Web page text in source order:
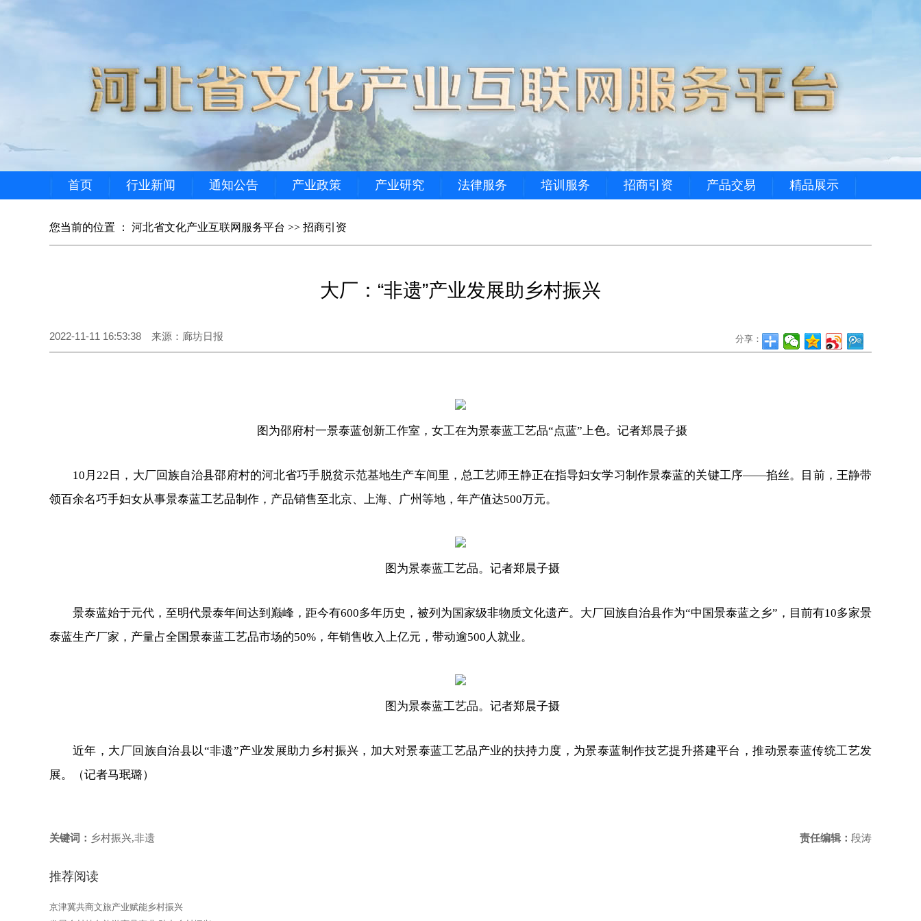
首页 行业新闻 通知公告 产业政策 产业研究 法律服务 培训服务 招商引资 产品交易 精品展示
您当前的位置 ： 河北省文化产业互联网服务平台 >> 招商引资
大厂：“非遗”产业发展助乡村振兴
2022-11-11 16:53:38 来源：廊坊日报 分享：
图为邵府村一景泰蓝创新工作室，女工在为景泰蓝工艺品“点蓝”上色。记者郑晨子摄
10月22日，大厂回族自治县邵府村的河北省巧手脱贫示范基地生产车间里，总工艺师王静正在指导妇女学习制作景泰蓝的关键工序——掐丝。目前，王静带
领百余名巧手妇女从事景泰蓝工艺品制作，产品销售至北京、上海、广州等地，年产值达500万元。
图为景泰蓝工艺品。记者郑晨子摄
景泰蓝始于元代，至明代景泰年间达到巅峰，距今有600多年历史，被列为国家级非物质文化遗产。大厂回族自治县作为“中国景泰蓝之乡”，目前有10多家景
泰蓝生产厂家，产量占全国景泰蓝工艺品市场的50%，年销售收入上亿元，带动逾500人就业。
图为景泰蓝工艺品。记者郑晨子摄
近年，大厂回族自治县以“非遗”产业发展助力乡村振兴，加大对景泰蓝工艺品产业的扶持力度，为景泰蓝制作技艺提升搭建平台，推动景泰蓝传统工艺发
展。（记者马珉璐）
关键词： 乡村振兴,非遗 责任编辑： 段涛
推荐阅读
京津冀共商文旅产业赋能乡村振兴